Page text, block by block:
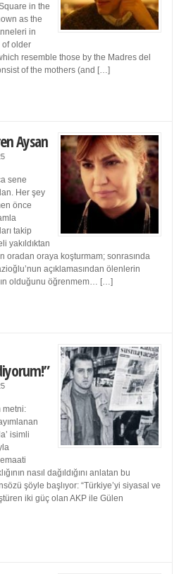
in the
as the
in
of older
resemble those by the Madres del
of the mothers (and […]
Aysan
sene
Her şey
önce
takip
yakıldıktan
oradan oraya koşturmam; sonrasında
açıklamasından ölenlerin
olduğunu öğrenmem… […]
metni:
isimli
nasıl dağıldığını anlatan bu
şöyle başlıyor: “Türkiye’yi siyasal ve
iki güç olan AKP ile Gülen